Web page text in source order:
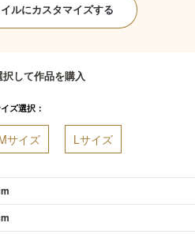
ルにカスタマイズする
して作品を購入
ズ選択：
サイズ Lサイズ